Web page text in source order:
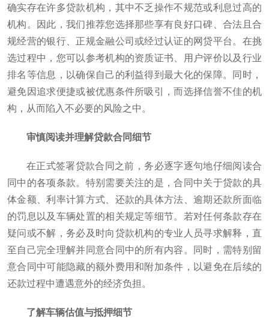
确实存在许多贷款机构，其中不乏操作不规范或利息过高的
机构。因此，我们推荐您选择那些享有良好口碑、合法且合
规经营的银行、正规金融公司或经过认证的网贷平台。在挑
选过程中，您可以参考机构的资质证书、用户评价以及行业
排名等信息，以确保自己的利益得到最大化的保障。同时，
避免因追求便捷或被优惠条件所吸引，而选择信誉不佳的机
构，从而陷入不必要的风险之中。
审慎阅读并理解贷款合同细节
在正式签署贷款合同之前，务必逐字逐句地仔细阅读合
同中的各项条款。特别需要关注的是，合同中关于贷款的具
体金额、利率计算方式、还款的具体方法、逾期还款所面临
的罚息以及车辆处置的相关规定等细节。若对任何条款存在
疑问或不解，务必及时向贷款机构的专业人员寻求解释，直
至自己完全理解并同意合同中的所有内容。同时，需特别留
意合同中可能隐藏的额外费用和附加条件，以避免在后续的
还款过程中遭遇意外的经济负担。
了解车辆估值与抵押细节